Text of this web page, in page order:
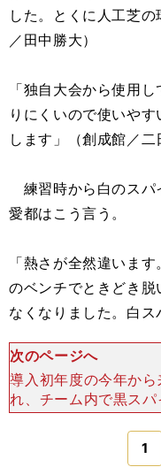
した。とくに人工芝
／田中勝大）
「独自大会から使用
りにくいので使いや
します」（創成館／二
練習時から白のスパ
愛都はこう言う。
「熱さが全然違いま
のベンチでときどき
なくなりました。白ス
次のページへ
導入初年度の今年か
れ、チーム内で黒ス
混在してもいいこと
ムは全員統一してい
ムが
1